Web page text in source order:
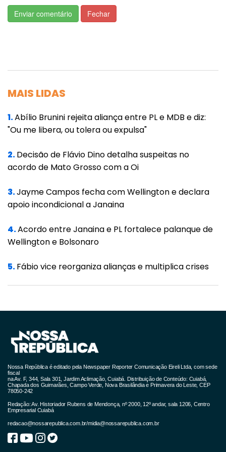
Para Perri, a intervenção se fez “imperiosa” a
fim de prestar atendimento adequado aos
saúde pública em Cuiabá foram analisados
trabalhadores do setor, esse é o pior
momento vivido nos últimos 30 anos. Contam
que falta tudo, desde medicamentos,
estrutura, até especialistas.
O pedido de intervenção foi protocolado pelo
Ministério Público no dia 21 de dezembro e
requisitada pelo procurador geral de justiça
de Mato Grosso, José Antônio Borges, uma
vez que afirmou ter o prefeito desobedecido
operações que tiveram como alvo gestão de
Pinheiro, nesses 6 anos. Foram ao menos 15,
sendo a maioria na pasta de saúde.
Acrescentou que o sistema está colapsado.
Após a decisão, o Sindicato dos Médicos de
Mato Grosso (Sindimed-MT) emitiu nota e
lembrou que o pedido de intervenção partiu
Enviar comentário Fechar
MAIS LIDAS
1.Abílio Brunini rejeita aliança entre PL e MDB e diz:
"Ou me libera, ou tolera ou expulsa"
2.Decisão de Flávio Dino detalha suspeitas no
acordo de Mato Grosso com a Oi
3.Jayme Campos fecha com Wellington e declara
apoio incondicional a Janaina
4.Acordo entre Janaina e PL fortalece palanque de
Wellington e Bolsonaro
5.Fábio vice reorganiza alianças e multiplica crises
Nossa República é editado pela Newspaper Reporter Comunicação Eireli Ltda, com sede
fiscal
na Av. F, 344, Sala 301, Jardim Aclimação, Cuiabá. Distribuição de Conteúdo: Cuiabá,
Chapada dos Guimarães, Campo Verde, Nova Brasilândia e Primavera do Leste, CEP
78050-242
Redação: Av. Historiador Rubens de Mendonça, nº 2000, 12º andar, sala 1206, Centro
Empresarial Cuiabá
redacao@nossarepublica.com.br/midia@nossarepublica.com.br